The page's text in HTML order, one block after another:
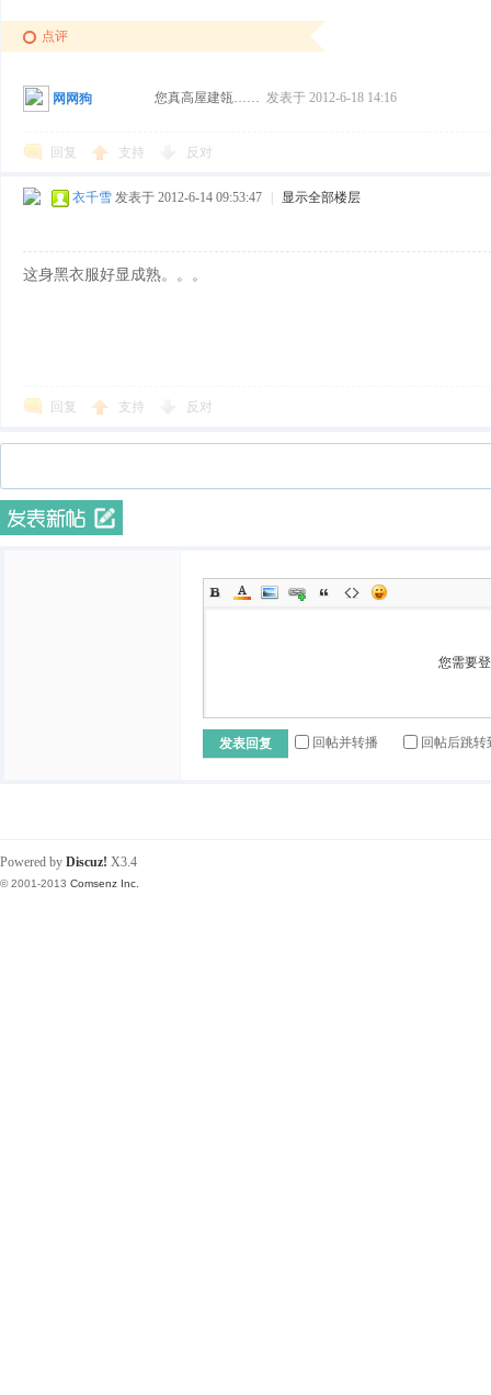
点评
网网狗 您真高屋建瓴…… 发表于 2012-6-18 14:16
回复 支持 反对
衣千雪 发表于 2012-6-14 09:53:47 显示全部楼层
这身黑衣服好显成熟。。。
回复 支持 反对
您需要
发表回复 回帖并转播 回帖后跳转
Powered by Discuz! X3.4
© 2001-2013 Comsenz Inc.